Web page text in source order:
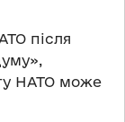
після
НАТО може